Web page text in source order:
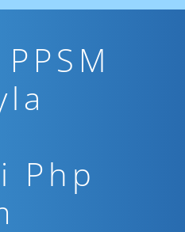
Php